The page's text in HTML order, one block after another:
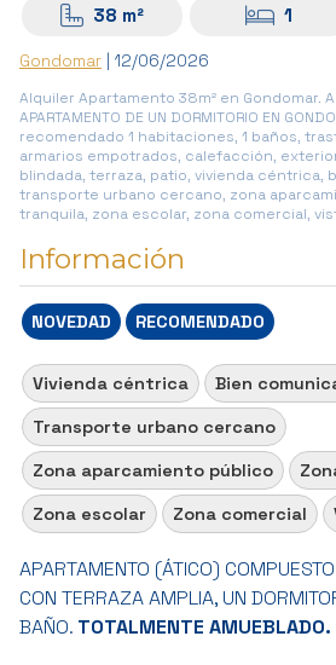
38 m² 1
Gondomar | 12/06/2026
Alquiler Apartamento 38m² en Gondomar.
APARTAMENTO DE UN DORMITORIO EN
recomendado 1 habitaciones, 1 baños,
armarios empotrados, calefacción,
blindada, terraza, patio, vivienda céntrica,
transporte urbano cercano, zona
tranquila, zona escolar, zona comercial,
Información
NOVEDAD RECOMENDADO
Vivienda céntrica
Bien
Transporte urbano cercano
Zona aparcamiento público
Zona escolar
Zona comercial
APARTAMENTO (ÁTICO)
CON TERRAZA AMPLIA, UN
BAÑO. TOTALMENTE AMUEBLADO.